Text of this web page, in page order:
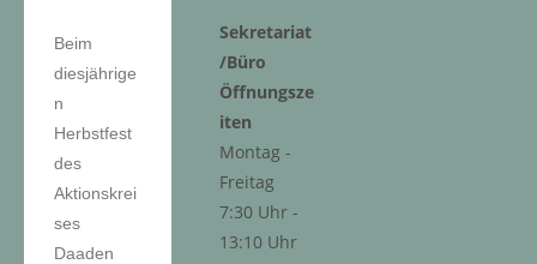
Sekretariat
/Büro
Öffnungsze
iten
Montag -
Freitag
7:30 Uhr -
13:10 Uhr
Beim
diesjährige
n
Herbstfest
des
Aktionskrei
ses
Daaden